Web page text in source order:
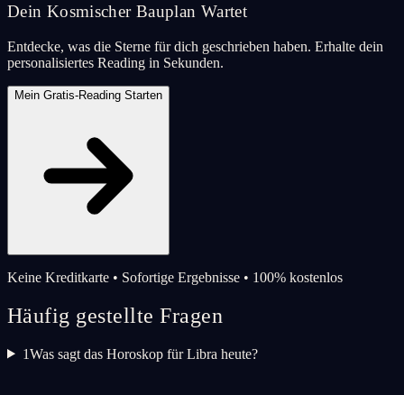
Dein Kosmischer Bauplan Wartet
Entdecke, was die Sterne für dich geschrieben haben. Erhalte dein
personalisiertes Reading in Sekunden.
Mein Gratis-Reading Starten
Keine Kreditkarte • Sofortige Ergebnisse • 100% kostenlos
Häufig gestellte Fragen
1Was sagt das Horoskop für Libra heute?